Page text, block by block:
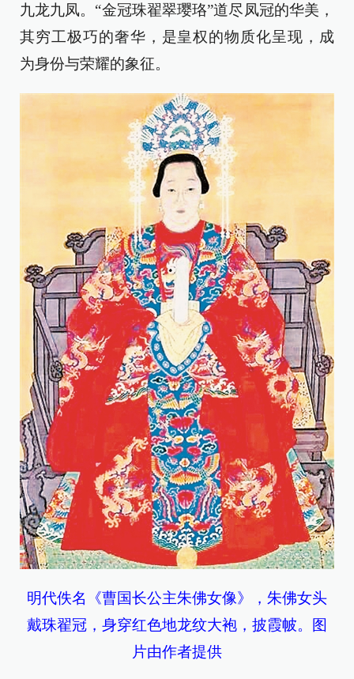
九龙九凤。“金冠珠翟翠璎珞”道尽凤冠的华美，
其穷工极巧的奢华，是皇权的物质化呈现，成
为身份与荣耀的象征。
明代佚名《曹国长公主朱佛女像》，朱佛女头
戴珠翟冠，身穿红色地龙纹大袍，披霞帔。图
片由作者提供